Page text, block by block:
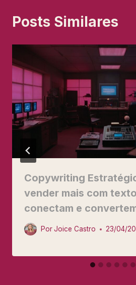
Posts Similares
Copywriting
vender mais com
conectam e
PorJoice Castro 23/04/